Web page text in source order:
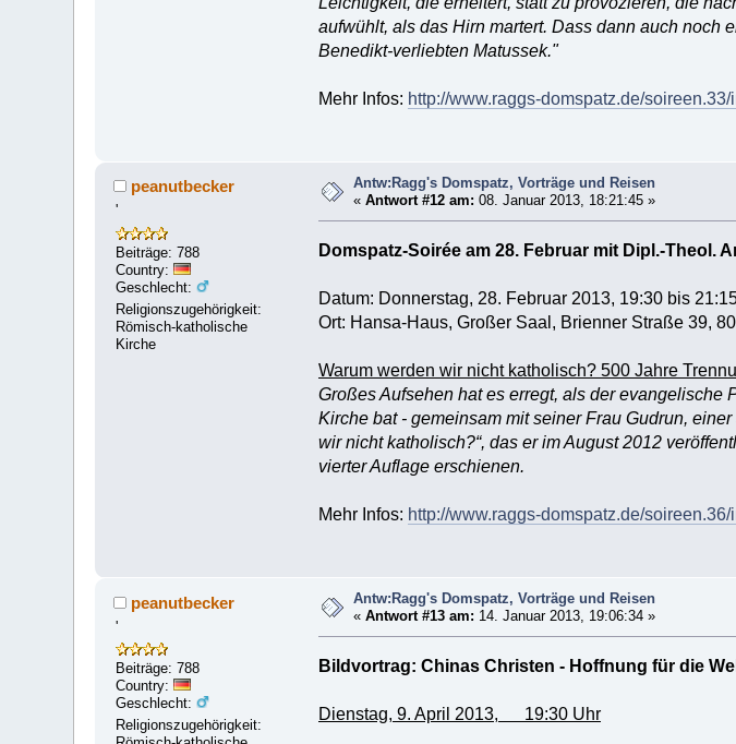
aufwühlt, als das Hirn martert. Dass dann auch noch
Benedikt-verliebten Matussek."
Mehr Infos: http://www.raggs-domspatz.de/soireen.33/
peanutbecker
'
Beiträge: 788
Country:
Geschlecht:
Religionszugehörigkeit:
Römisch-katholische
Kirche
Antw:Ragg's Domspatz, Vorträge und Reisen
«Antwort #12 am: 08. Januar 2013, 18:21:45 »
Domspatz-Soirée am 28. Februar mit Dipl.-Theol.
Datum: Donnerstag, 28. Februar 2013, 19:30 bis
Ort: Hansa-Haus, Großer Saal, Brienner Straße 39,
Warum werden wir nicht katholisch? 500 Jahre
Großes Aufsehen hat es erregt, als der evangelische
Kirche bat - gemeinsam mit seiner Frau Gudrun,
wir nicht katholisch?“, das er im August 2012
vierter Auflage erschienen.
Mehr Infos: http://www.raggs-domspatz.de/soireen.36/
peanutbecker
'
Beiträge: 788
Country:
Geschlecht:
Religionszugehörigkeit:
Antw:Ragg's Domspatz, Vorträge und Reisen
«Antwort #13 am: 14. Januar 2013, 19:06:34 »
Bildvortrag: Chinas Christen - Hoffnung für die
Dienstag, 9. April 2013, 19:30 Uhr